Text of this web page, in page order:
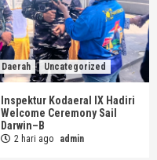
Daerah Uncategorized
Inspektur Kodaeral IX Hadiri
Welcome Ceremony Sail
Darwin–B
2 hari ago admin